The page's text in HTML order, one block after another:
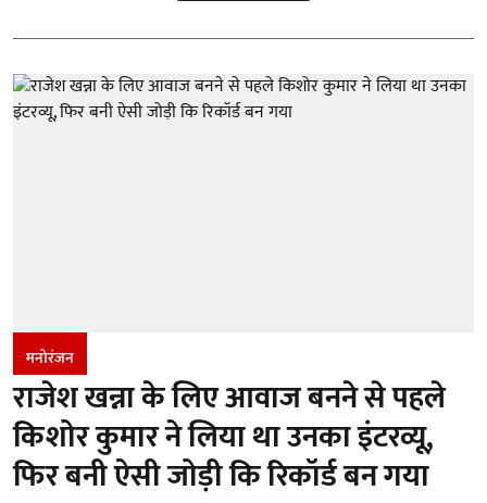
मनोरंजन
राजेश खन्ना के लिए आवाज बनने से पहले
किशोर कुमार ने लिया था उनका इंटरव्यू,
फिर बनी ऐसी जोड़ी कि रिकॉर्ड बन गया